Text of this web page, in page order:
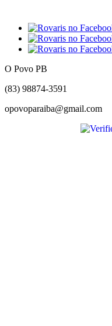
O Povo PB
(83) 98874-3591
opovoparaiba@gmail.com